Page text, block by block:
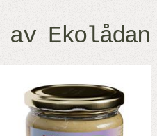
av Ekolådan